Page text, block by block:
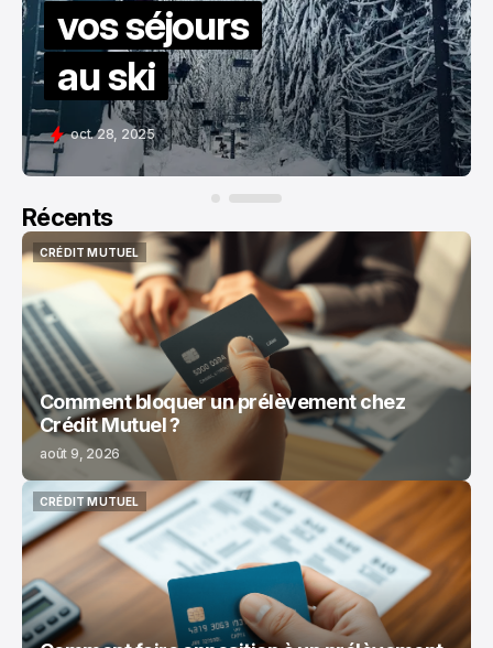
Moments
Inoubliables
oct. 28, 2025
Récents
CRÉDIT MUTUEL
CRÉDIT MUTUEL
Comment bloquer un prélèvement chez
Crédit Mutuel ?
août 9, 2026
CRÉDIT MUTUEL
CRÉDIT MUTUEL